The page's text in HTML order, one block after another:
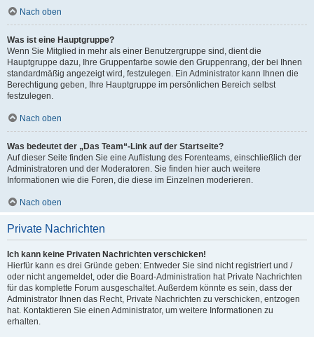
Nach oben
Was ist eine Hauptgruppe?
Wenn Sie Mitglied in mehr als einer Benutzergruppe sind, dient die
Hauptgruppe dazu, Ihre Gruppenfarbe sowie den Gruppenrang, der bei Ihnen
standardmäßig angezeigt wird, festzulegen. Ein Administrator kann Ihnen die
Berechtigung geben, Ihre Hauptgruppe im persönlichen Bereich selbst
festzulegen.
Nach oben
Was bedeutet der „Das Team“-Link auf der Startseite?
Auf dieser Seite finden Sie eine Auflistung des Forenteams, einschließlich der
Administratoren und der Moderatoren. Sie finden hier auch weitere
Informationen wie die Foren, die diese im Einzelnen moderieren.
Nach oben
Private Nachrichten
Ich kann keine Privaten Nachrichten verschicken!
Hierfür kann es drei Gründe geben: Entweder Sie sind nicht registriert und /
oder nicht angemeldet, oder die Board-Administration hat Private Nachrichten
für das komplette Forum ausgeschaltet. Außerdem könnte es sein, dass der
Administrator Ihnen das Recht, Private Nachrichten zu verschicken, entzogen
hat. Kontaktieren Sie einen Administrator, um weitere Informationen zu
erhalten.